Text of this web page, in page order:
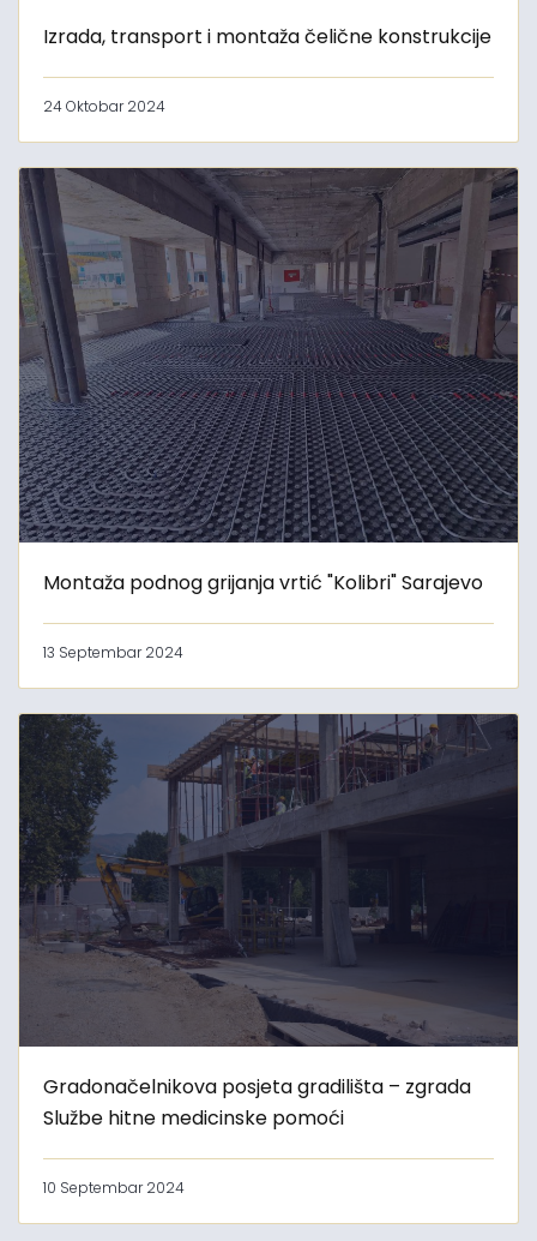
Izrada, transport i montaža čelične konstrukcije
24 Oktobar 2024
Montaža podnog grijanja vrtić "Kolibri" Sarajevo
13 Septembar 2024
Gradonačelnikova posjeta gradilišta – zgrada
Službe hitne medicinske pomoći
10 Septembar 2024